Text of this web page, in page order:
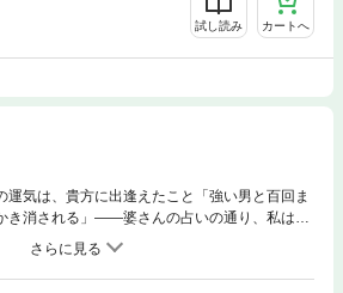
試し読み カートへ
運気は、貴方に出逢えたこと「強い男と百回ま
き消される」――婆さんの占いの通り、私は、
た……。ピンチの時に颯爽に現れて、葵を救っ
と花鈴の幼なじみだった。彼は花鈴の死に深い
組から出ていけ」と言うし、真輝も二度と愛す